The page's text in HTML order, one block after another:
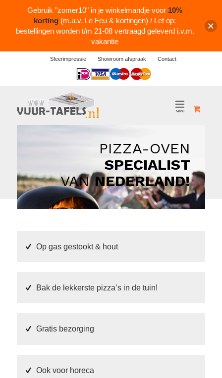
Sfeerimpressie Showroom afspraak Contact
Logos
PIZZA-OVEN
SPECIALIST
VANNEDERLAND!
Op gas gestookt & hout
Bak de lekkerste pizza’s in de tuin!
Gratis bezorging
Ook voor horeca
Gebruik "zomer10" in je winkelmandje voor 10%
korting (m.u.v. Le Feu & kortingen) / Let op:
bestellingen worden t/m 21-08 vertraagd geleverd i.v.m.
vakantie